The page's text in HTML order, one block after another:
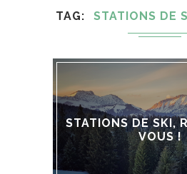
TAG STATIONS DE
STATIONS DE SKI,
VOUS !